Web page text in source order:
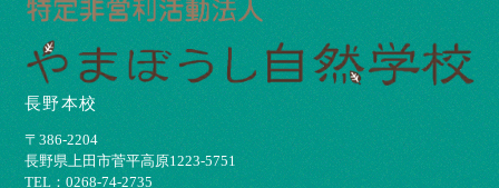
長野本校
〒386-2204
⻑野県上⽥市菅平⾼原1223-5751
TEL：0268-74-2735